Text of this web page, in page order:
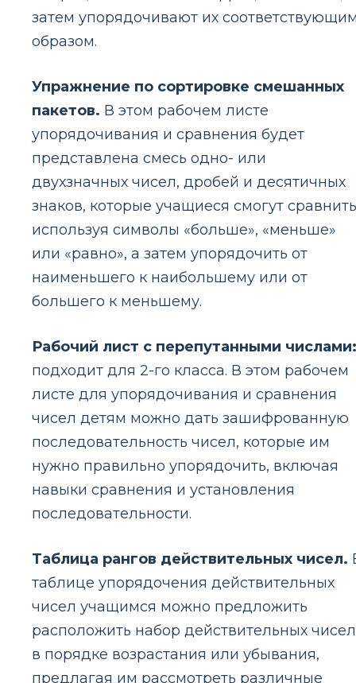
затем упорядочивают их
образом.
Упражнение по сортировке смешанных
пакетов. В этом рабочем листе
упорядочивания и сравнения будет
представлена ​​смесь одно- или
двухзначных чисел, дробей и десятичных
знаков, которые учащиеся смогут
используя символы «больше», «меньше»
или «равно», а затем упорядочить от
наименьшего к наибольшему или от
большего к меньшему.
Рабочий лист с перепутанными числами:
подходит для 2-го класса. В этом рабочем
листе для упорядочивания и сравнения
чисел детям можно дать зашифрованную
последовательность чисел, которые им
нужно правильно упорядочить, включая
навыки сравнения и установления
последовательности.
Таблица рангов действительных чисел.
таблице упорядочения действительных
чисел учащимся можно предложить
расположить набор действительных чисел
в порядке возрастания или убывания,
предлагая им рассмотреть различные